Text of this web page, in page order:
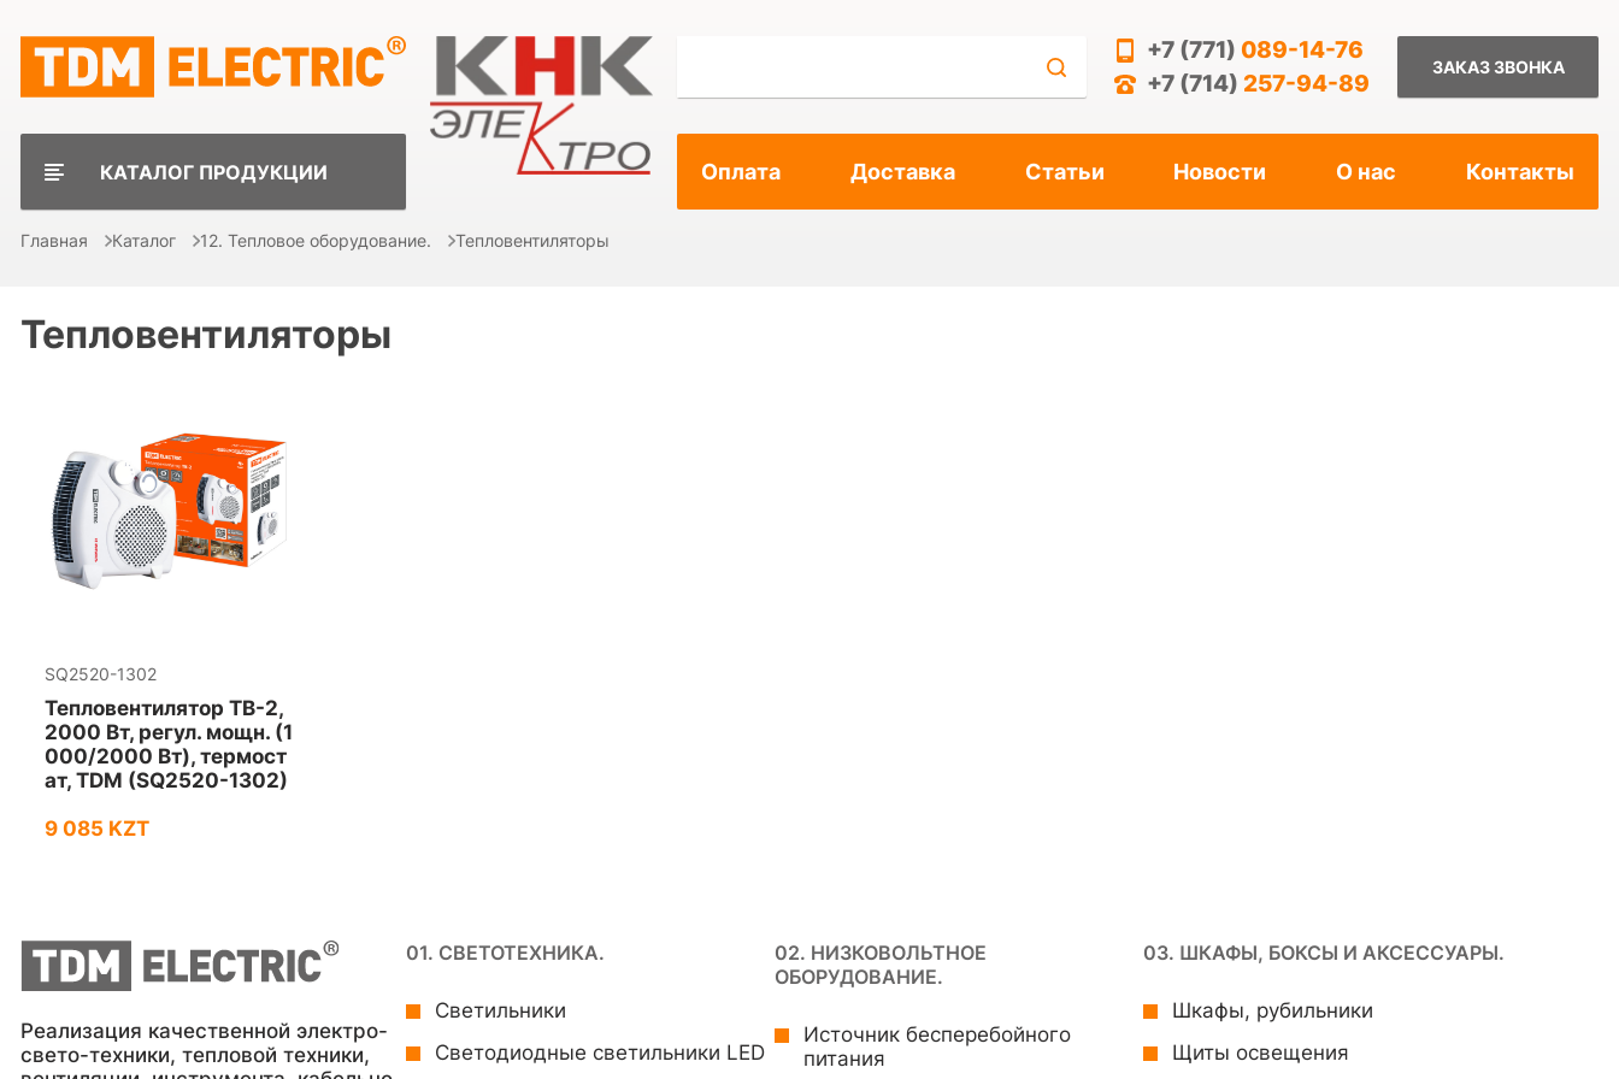
+7 (771) 089-14-76
+7 (714) 257-94-89
ЗАКАЗ ЗВОНКА
КАТАЛОГ ПРОДУКЦИИ Оплата Доставка Статьи Новости О нас Контакты
Главная Каталог 12. Тепловое оборудование. Тепловентиляторы
Тепловентиляторы
SQ2520-1302
Тепловентилятор ТВ-2,
2000 Вт, регул. мощн. (1
000/2000 Вт), термост
ат, TDM (SQ2520-1302)
9 085 KZT
Реализация качественной электро-
свето-техники, тепловой техники,
01. СВЕТОТЕХНИКА.
Светильники
Светодиодные светильники LED
02. НИЗКОВОЛЬТНОЕ
ОБОРУДОВАНИЕ.
Источник бесперебойного
питания
03. ШКАФЫ, БОКСЫ И АКСЕССУАРЫ.
Шкафы, рубильники
Щиты освещения